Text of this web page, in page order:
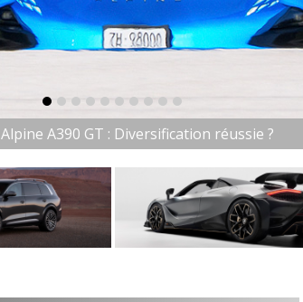
GT : Diversification réussie ?
item-0
item-1
item-2
item-3
item-4
item-5
item-6
item-7
item-8